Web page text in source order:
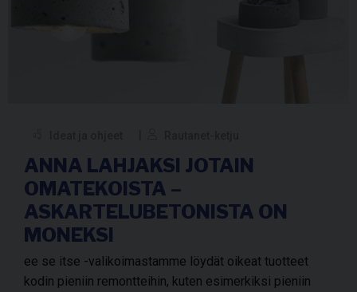
ANNA LAHJAKSI JOTAIN
OMATEKOISTA –
ASKARTELUBETONISTA ON
MONEKSI
ee se itse -valikoimastamme löydät oikeat tuotteet
kodin pieniin remontteihin, kuten esimerkiksi pieniin